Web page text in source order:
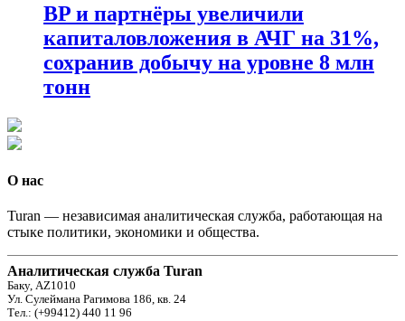
BP и партнёры увеличили
капиталовложения в АЧГ на 31%,
сохранив добычу на уровне 8 млн
тонн
О нас
Turan — независимая аналитическая служба, работающая на
стыке политики, экономики и общества.
Аналитическая служба Turan
Баку, AZ1010
Ул. Сулеймана Рагимова 186, кв. 24
Тел.: (+99412) 440 11 96